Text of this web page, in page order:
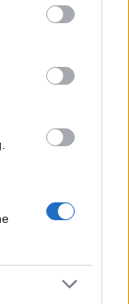
may click to
party tags to
below Google
το
Αυγερινός